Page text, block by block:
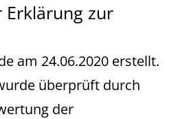
Erklärung zur
am 24.06.2020 erstellt.
überprüft durch
der